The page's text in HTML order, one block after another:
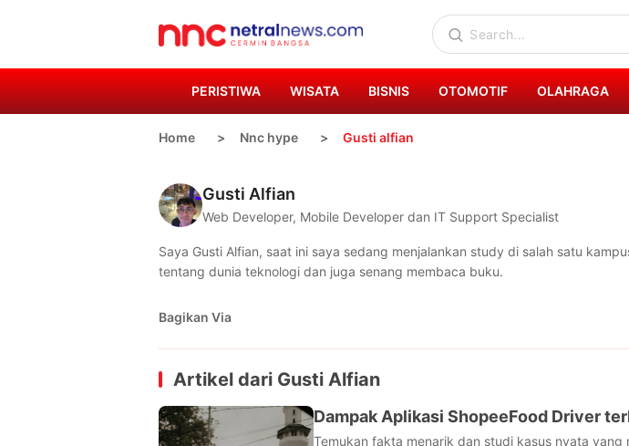
PERISTIWA WISATA BISNIS OTOMOTIF OLAHRAGA
Home Nnc hype Gusti alfian
Gusti Alfian
Web Developer, Mobile Developer dan IT Support Specialist
Saya Gusti Alfian, saat ini saya sedang menjalankan study di salah satu
tentang dunia teknologi dan juga senang membaca buku.
Bagikan Via
Artikel dari Gusti Alfian
Dampak Aplikasi ShopeeFood Driver
Temukan fakta menarik dan studi kasus nyata